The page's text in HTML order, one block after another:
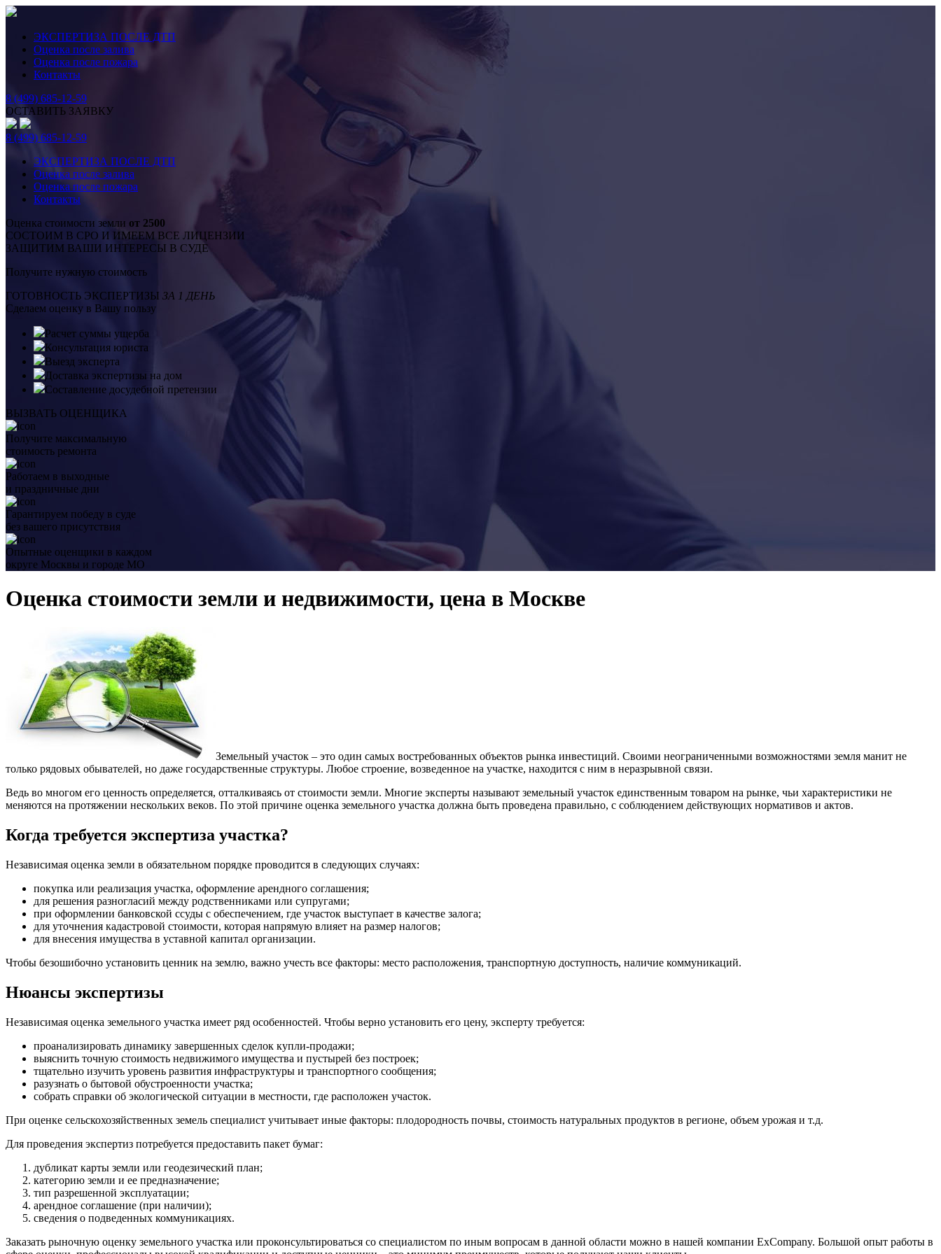
ЭКСПЕРТИЗА ПОСЛЕ ДТП
Оценка после залива
Оценка после пожара
Контакты
8 (499) 685-12-59
ОСТАВИТЬ ЗАЯВКУ
8 (499) 685-12-59
ЭКСПЕРТИЗА ПОСЛЕ ДТП
Оценка после залива
Оценка после пожара
Контакты
Оценка стоимости земли от 2500
СОСТОИМ В СРО И ИМЕЕМ ВСЕ ЛИЦЕНЗИИ
ЗАЩИТИМ ВАШИ ИНТЕРЕСЫ В СУДЕ
Получите нужную стоимость
ГОТОВНОСТЬ ЭКСПЕРТИЗЫ ЗА 1 ДЕНЬ
Сделаем оценку в Вашу пользу
Расчет суммы ущерба
Консультация юриста
Выезд эксперта
Доставка экспертизы на дом
Составление досудебной претензии
ВЫЗВАТЬ ОЦЕНЩИКА
Получите максимальную
стоимость ремонта
Работаем в выходные
и праздничные дни
Гарантируем победу в суде
без вашего присутствия
Опытные оценщики в каждом
округе Москвы и городе МО
Оценка стоимости земли и недвижимости, цена в Москве
Земельный участок – это один самых востребованных объектов рынка инвестиций. Своими неограниченными возможностями земля манит не
только рядовых обывателей, но даже государственные структуры. Любое строение, возведенное на участке, находится с ним в неразрывной связи.
Ведь во многом его ценность определяется, отталкиваясь от стоимости земли. Многие эксперты называют земельный участок единственным товаром на рынке, чьи характеристики не
меняются на протяжении нескольких веков. По этой причине оценка земельного участка должна быть проведена правильно, с соблюдением действующих нормативов и актов.
Когда требуется экспертиза участка?
Независимая оценка земли в обязательном порядке проводится в следующих случаях:
покупка или реализация участка, оформление арендного соглашения;
для решения разногласий между родственниками или супругами;
при оформлении банковской ссуды с обеспечением, где участок выступает в качестве залога;
для уточнения кадастровой стоимости, которая напрямую влияет на размер налогов;
для внесения имущества в уставной капитал организации.
Чтобы безошибочно установить ценник на землю, важно учесть все факторы: место расположения, транспортную доступность, наличие коммуникаций.
Нюансы экспертизы
Независимая оценка земельного участка имеет ряд особенностей. Чтобы верно установить его цену, эксперту требуется:
проанализировать динамику завершенных сделок купли-продажи;
выяснить точную стоимость недвижимого имущества и пустырей без построек;
тщательно изучить уровень развития инфраструктуры и транспортного сообщения;
разузнать о бытовой обустроенности участка;
собрать справки об экологической ситуации в местности, где расположен участок.
При оценке сельскохозяйственных земель специалист учитывает иные факторы: плодородность почвы, стоимость натуральных продуктов в регионе, объем урожая и т.д.
Для проведения экспертиз потребуется предоставить пакет бумаг:
дубликат карты земли или геодезический план;
категорию земли и ее предназначение;
тип разрешенной эксплуатации;
арендное соглашение (при наличии);
сведения о подведенных коммуникациях.
Заказать рыночную оценку земельного участка или проконсультироваться со специалистом по иным вопросам в данной области можно в нашей компании ExCompany. Большой опыт работы в